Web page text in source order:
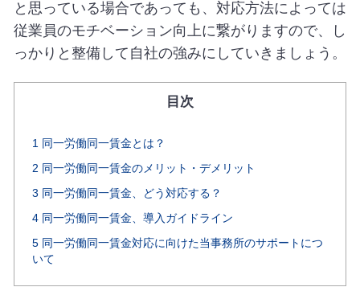
と思っている場合であっても、対応方法によっては
従業員のモチベーション向上に繋がりますので、し
っかりと整備して自社の強みにしていきましょう。
目次
1同一労働同一賃金とは？
2 同一労働同一賃金のメリット・デメリット
3 同一労働同一賃金、どう対応する？
4同一労働同一賃金、導入ガイドライン
5同一労働同一賃金対応に向けた当事務所のサポートにつ
いて